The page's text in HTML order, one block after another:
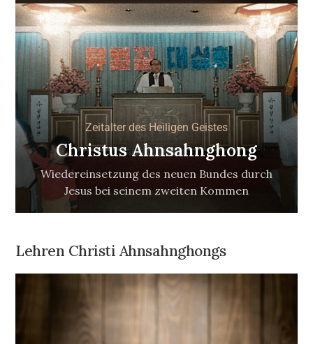
Zeitalter des Heiligen Geistes
Christus Ahnsahnghong
Wiedereinsetzung des neuen Bundes durch
Jesus bei seinem zweiten Kommen
Lehren Christi Ahnsahnghongs